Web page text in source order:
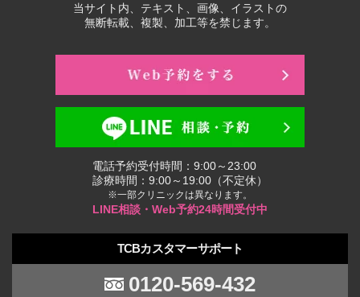
当サイト内、テキスト、画像、イラストの
無断転載、複製、加工等を禁じます。
電話予約受付時間：9:00～23:00
診療時間：9:00～19:00（不定休）
※一部クリニックは異なります。
LINE相談・Web予約24時間受付中
TCBカスタマーサポート
0120-569-432